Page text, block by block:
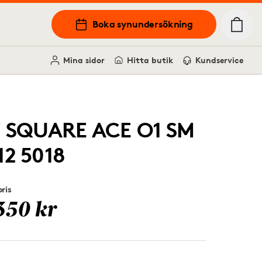
Boka synundersökning
Mina sidor Hitta butik Kundservice
ACE O1 SM
5018
kr